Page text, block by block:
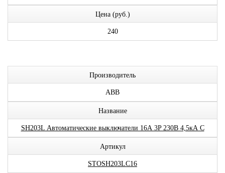
Цена (руб.)
240
Производитель
ABB
Название
SH203L Автоматические выключатели 16А 3P 230В 4,5кА C
Артикул
STOSH203LC16